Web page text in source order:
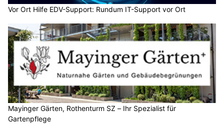
Vor Ort Hilfe EDV-Support: Rundum IT-Support vor Ort
Mayinger Gärten, Rothenturm SZ – Ihr Spezialist für
Gartenpflege